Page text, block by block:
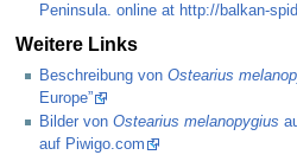
Peninsula. online at http://balkan-
Weitere Links
Beschreibung von Ostearius
Europe”
Bilder von Ostearius melanopygius
auf Piwigo.com